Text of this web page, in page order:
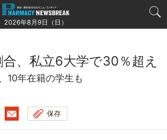
2026年8月9日（日）
、私立6大学で30％超え
10年在籍の学生も
保存